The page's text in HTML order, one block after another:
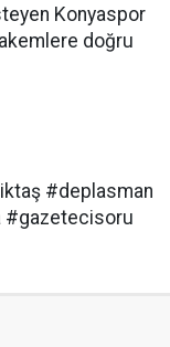
Konyaspor
doğru
#deplasman
#gazetecisoru